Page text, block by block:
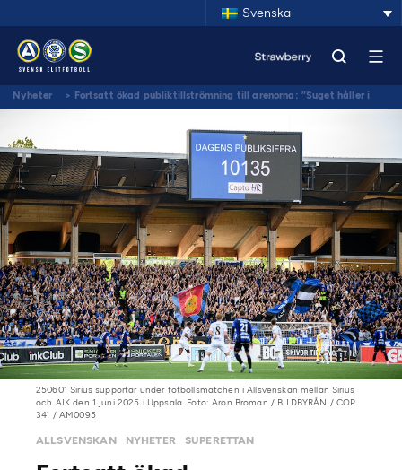
Svenska
Nyheter > Fortsatt ökad publiktillströmning till arenorna: ”Suget håller i
250601 Sirius supportar under fotbollsmatchen i Allsvenskan mellan Sirius
och AIK den 1 juni 2025 i Uppsala. Foto: Aron Broman / BILDBYRÅN / COP
341 / AM0095
ALLSVENSKAN NYHETER SUPERETTAN